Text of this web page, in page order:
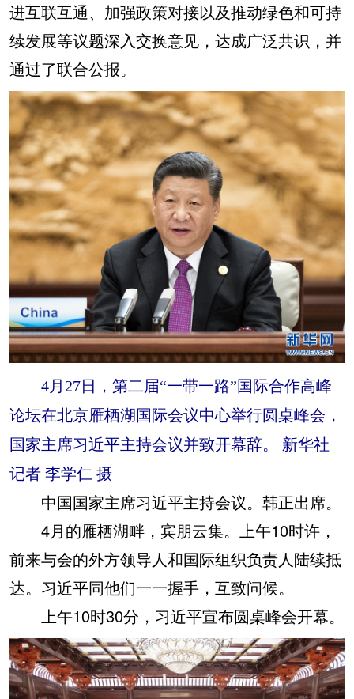
进互联互通、加强政策对接以及推动绿色和可持
续发展等议题深入交换意见，达成广泛共识，并
通过了联合公报。
4月27日，第二届“一带一路”国际合作高峰
论坛在北京雁栖湖国际会议中心举行圆桌峰会，
国家主席习近平主持会议并致开幕辞。 新华社
记者 李学仁 摄
中国国家主席习近平主持会议。韩正出席。
4月的雁栖湖畔，宾朋云集。上午10时许，
前来与会的外方领导人和国际组织负责人陆续抵
达。习近平同他们一一握手，互致问候。
上午10时30分，习近平宣布圆桌峰会开幕。